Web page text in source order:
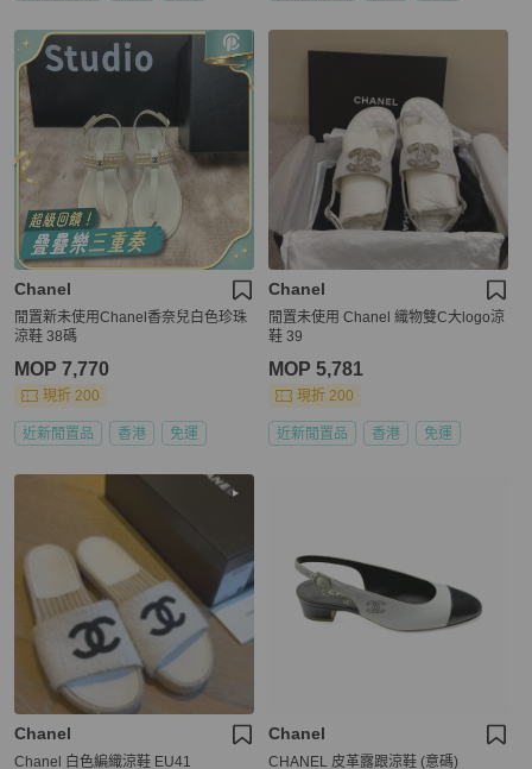
Chanel
閒置新未使用Chanel香奈兒白色珍珠
涼鞋 38碼
MOP 7,770
現折 200
近新閒置品 香港 免運
Chanel
閒置未使用 Chanel 織物雙C大logo涼
鞋 39
MOP 5,781
現折 200
近新閒置品 香港 免運
Chanel
Chanel 白色編織涼鞋 EU41
Chanel
CHANEL 皮革露跟涼鞋 (意碼)